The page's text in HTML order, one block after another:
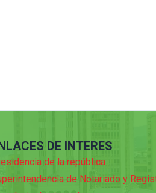
DE INTERES
de la república
de Notariado y